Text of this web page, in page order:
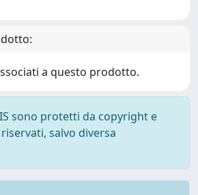
a questo prodotto.
sono protetti da copyright e
salvo diversa